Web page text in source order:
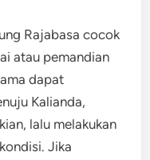
Rajabasa cocok
atau pemandian
dapat
Kalianda,
lalu melakukan
Jika